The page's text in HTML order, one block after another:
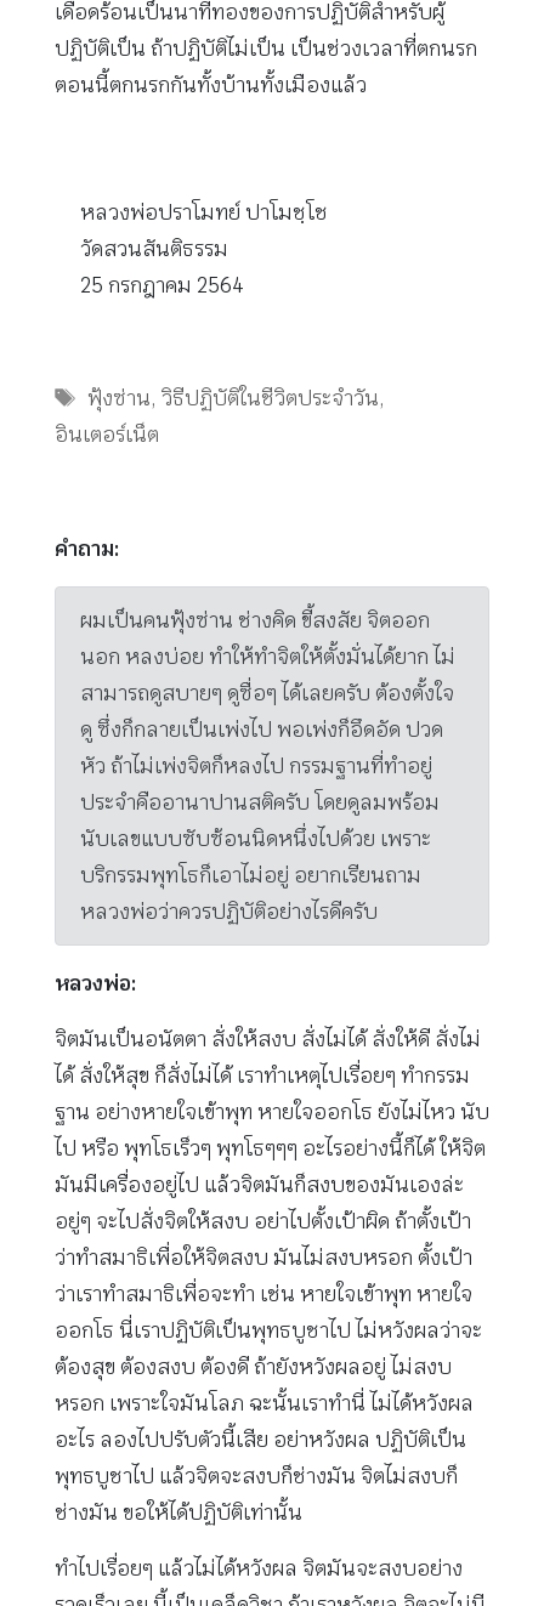
เดือดร้อนเป็นนาทีทองของการปฏิบัติสำหรับผู้
ปฏิบัติเป็น ถ้าปฏิบัติไม่เป็น เป็นช่วงเวลาที่ตกนรก
ตอนนี้ตกนรกกันทั้งบ้านทั้งเมืองแล้ว
หลวงพ่อปราโมทย์ ปาโมชฺโช
วัดสวนสันติธรรม
25 กรกฎาคม 2564
Tags
ฟุ้งซ่าน,วิธีปฏิบัติในชีวิตประจำวัน,
อินเตอร์เน็ต
คำถาม:
ผมเป็นคนฟุ้งซ่าน ช่างคิด ขี้สงสัย จิตออก
นอก หลงบ่อย ทำให้ทำจิตให้ตั้งมั่นได้ยาก ไม่
สามารถดูสบายๆ ดูซื่อๆ ได้เลยครับ ต้องตั้งใจ
ดู ซึ่งก็กลายเป็นเพ่งไป พอเพ่งก็อึดอัด ปวด
หัว ถ้าไม่เพ่งจิตก็หลงไป กรรมฐานที่ทำอยู่
ประจำคืออานาปานสติครับ โดยดูลมพร้อม
นับเลขแบบซับซ้อนนิดหนึ่งไปด้วย เพราะ
บริกรรมพุทโธก็เอาไม่อยู่ อยากเรียนถาม
หลวงพ่อว่าควรปฏิบัติอย่างไรดีครับ
หลวงพ่อ:
จิตมันเป็นอนัตตา สั่งให้สงบ สั่งไม่ได้ สั่งให้ดี สั่งไม่
ได้ สั่งให้สุข ก็สั่งไม่ได้ เราทำเหตุไปเรื่อยๆ ทำกรรม
ฐาน อย่างหายใจเข้าพุท หายใจออกโธ ยังไม่ไหว นับ
ไป หรือ พุทโธเร็วๆ พุทโธๆๆๆ อะไรอย่างนี้ก็ได้ ให้จิต
มันมีเครื่องอยู่ไป แล้วจิตมันก็สงบของมันเองล่ะ
อยู่ๆ จะไปสั่งจิตให้สงบ อย่าไปตั้งเป้าผิด ถ้าตั้งเป้า
ว่าทำสมาธิเพื่อให้จิตสงบ มันไม่สงบหรอก ตั้งเป้า
ว่าเราทำสมาธิเพื่อจะทำ เช่น หายใจเข้าพุท หายใจ
ออกโธ นี่เราปฏิบัติเป็นพุทธบูชาไป ไม่หวังผลว่าจะ
ต้องสุข ต้องสงบ ต้องดี ถ้ายังหวังผลอยู่ ไม่สงบ
หรอก เพราะใจมันโลภ ฉะนั้นเราทำนี่ ไม่ได้หวังผล
อะไร ลองไปปรับตัวนี้เสีย อย่าหวังผล ปฏิบัติเป็น
พุทธบูชาไป แล้วจิตจะสงบก็ช่างมัน จิตไม่สงบก็
ช่างมัน ขอให้ได้ปฏิบัติเท่านั้น
ทำไปเรื่อยๆ แล้วไม่ได้หวังผล จิตมันจะสงบอย่าง